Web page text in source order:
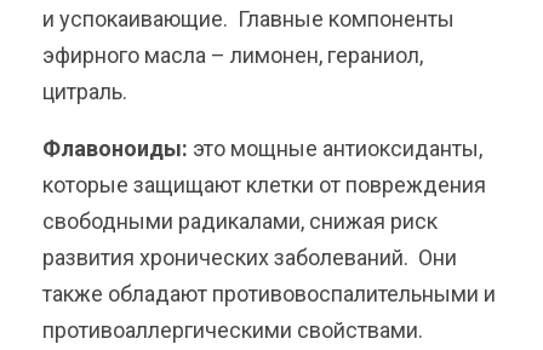
и успокаивающие. Главные компоненты
эфирного масла – лимонен, гераниол,
цитраль.
Флавоноиды: это мощные антиоксиданты,
которые защищают клетки от повреждения
свободными радикалами, снижая риск
развития хронических заболеваний. Они
также обладают противовоспалительными и
противоаллергическими свойствами.